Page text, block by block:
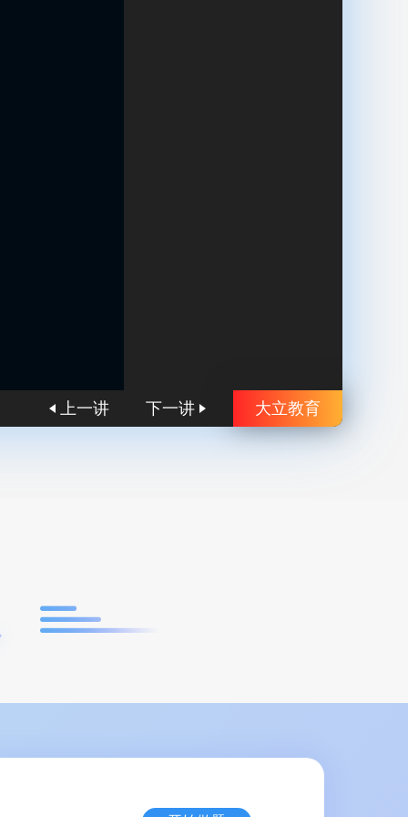
上一讲 下一讲 大立教育